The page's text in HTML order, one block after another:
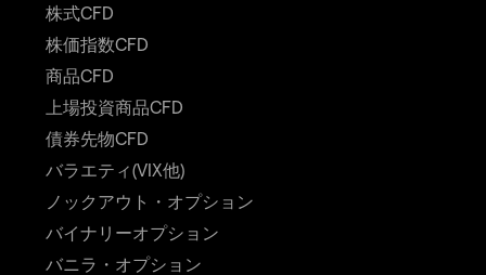
株式CFD
株価指数CFD
商品CFD
上場投資商品CFD
債券先物CFD
バラエティ(VIX他)
ノックアウト・オプション
バイナリーオプション
バニラ・オプション